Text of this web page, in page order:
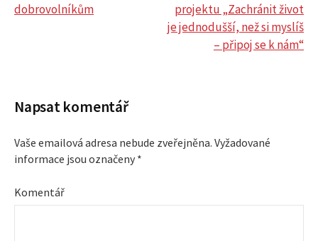
N
i
g
a
dobrovolníkům
projektu „Zachránit život
je jednodušší, než si myslíš
– připoj se k nám“
Napsat komentář
Vaše emailová adresa nebude zveřejněna. Vyžadované
informace jsou označeny *
Komentář